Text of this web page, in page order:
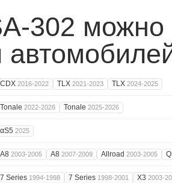
302 можно
CDX 2016-2022 TLX 2021-2023 TLX 2024-2025
Tonale 2022-2026 Tonale 2025-2026
αS5 2025
A8 2003-2005 A8 2007-2009 Allroad 2003-2005
7 Series 1994-1998 7 Series 1998-2001 X3 2003-